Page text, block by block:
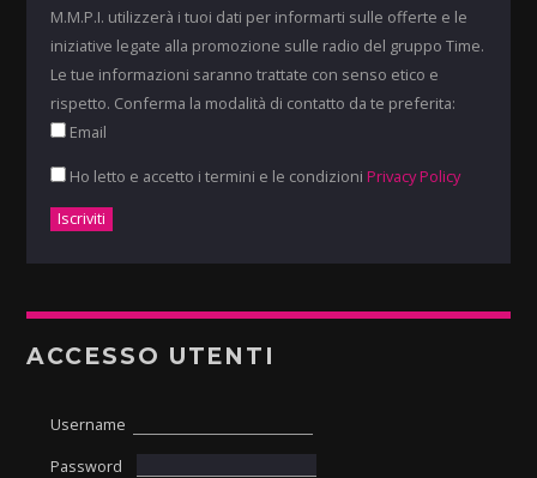
M.M.P.I. utilizzerà i tuoi dati per informarti sulle offerte e le
iniziative legate alla promozione sulle radio del gruppo Time.
Le tue informazioni saranno trattate con senso etico e
rispetto. Conferma la modalità di contatto da te preferita:
Email
Ho letto e accetto i termini e le condizioni Privacy Policy
ACCESSO UTENTI
Username
Password